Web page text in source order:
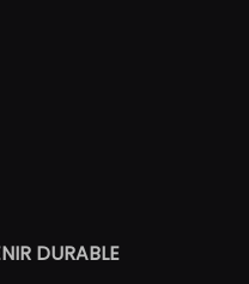
DURABLE